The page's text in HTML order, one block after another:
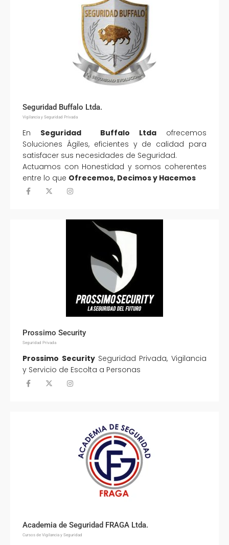
Seguridad Buffalo Ltda.
Vigilancia y Seguridad Privada
En Seguridad Buffalo Ltdaofrecemos
Soluciones Ágiles, eficientes y de calidad para
satisfacer sus necesidades de Seguridad.
Actuamos con Honestidad y somos coherentes
entre lo que Ofrecemos, Decimos y Hacemos
Prossimo Security
Seguridad Privada
Prossimo Security Seguridad Privada, Vigilancia
y Servicio de Escolta a Personas
Academia de Seguridad FRAGA Ltda.
Cursos de Vigilancia y Seguridad